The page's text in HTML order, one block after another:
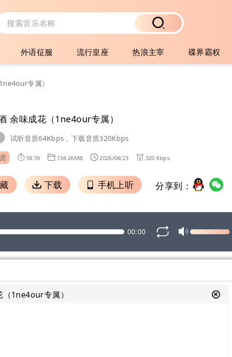
外语征服 流行皇座 热浪主宰 碟界霸权
专属）
余味成花（1ne4our专属）
试听音质64Kbps，下载音质320Kbps
58:39 134.26MB 2026/04/23 320 Kbps
下载 手机上听 分享到：
00:00
1ne4our专属）